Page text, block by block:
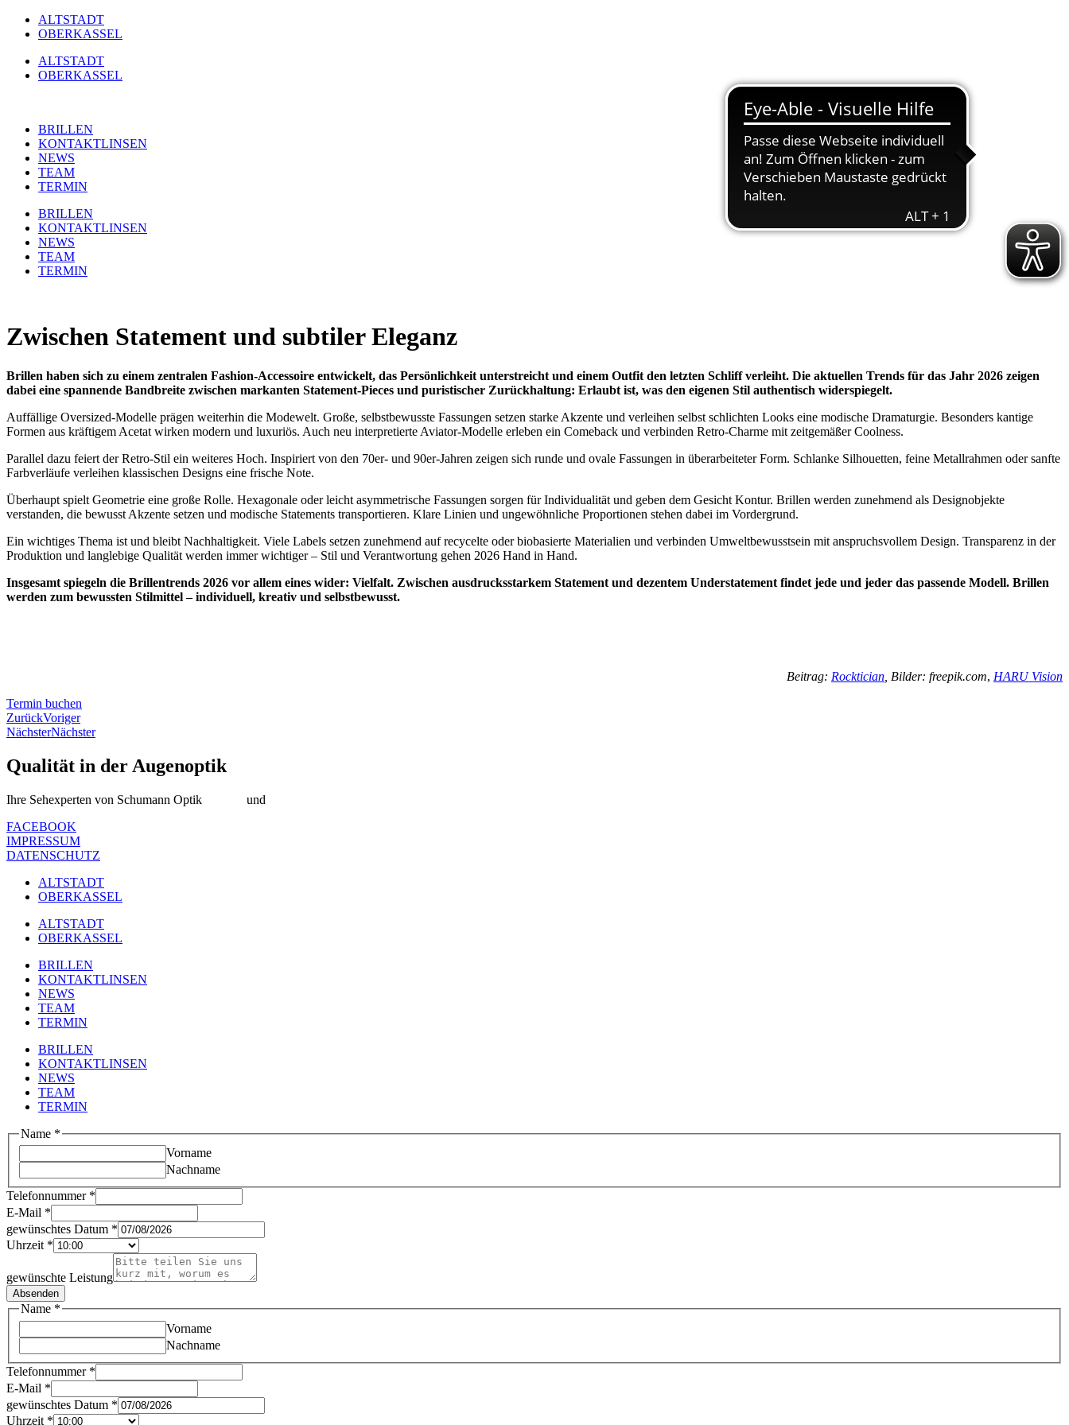
Zum
Inhalt
ALTSTADT
OBERKASSEL
ALTSTADT
OBERKASSEL
BRILLEN
KONTAKTLINSEN
NEWS
TEAM
TERMIN
BRILLEN
KONTAKTLINSEN
NEWS
TEAM
TERMIN
Zwischen Statement und subtiler Eleganz
Brillen haben sich zu einem zentralen Fashion-Accessoire entwickelt, das Persönlichkeit unterstreicht und einem Outfit den letzten Schliff verleiht. Die aktuellen Trends für das Jahr 2026 zeigen
dabei eine spannende Bandbreite zwischen markanten Statement-Pieces und puristischer Zurückhaltung: Erlaubt ist, was den eigenen Stil authentisch widerspiegelt.
Auffällige Oversized-Modelle prägen weiterhin die Modewelt. Große, selbstbewusste Fassungen setzen starke Akzente und verleihen selbst schlichten Looks eine modische Dramaturgie. Besonders kantige
Formen aus kräftigem Acetat wirken modern und luxuriös. Auch neu interpretierte Aviator-Modelle erleben ein Comeback und verbinden Retro-Charme mit zeitgemäßer Coolness.
Parallel dazu feiert der Retro-Stil ein weiteres Hoch. Inspiriert von den 70er- und 90er-Jahren zeigen sich runde und ovale Fassungen in überarbeiteter Form. Schlanke Silhouetten, feine Metallrahmen oder sanfte
Farbverläufe verleihen klassischen Designs eine frische Note.
Überhaupt spielt Geometrie eine große Rolle. Hexagonale oder leicht asymmetrische Fassungen sorgen für Individualität und geben dem Gesicht Kontur. Brillen werden zunehmend als Designobjekte
verstanden, die bewusst Akzente setzen und modische Statements transportieren. Klare Linien und ungewöhnliche Proportionen stehen dabei im Vordergrund.
Ein wichtiges Thema ist und bleibt Nachhaltigkeit. Viele Labels setzen zunehmend auf recycelte oder biobasierte Materialien und verbinden Umweltbewusstsein mit anspruchsvollem Design. Transparenz in der
Produktion und langlebige Qualität werden immer wichtiger – Stil und Verantwortung gehen 2026 Hand in Hand.
Insgesamt spiegeln die Brillentrends 2026 vor allem eines wider: Vielfalt. Zwischen ausdrucksstarkem Statement und dezentem Understatement findet jede und jeder das passende Modell. Brillen
werden zum bewussten Stilmittel – individuell, kreativ und selbstbewusst.
Beitrag: Rocktician , Bilder: freepik.com, HARU Vision
Termin buchen
ZurückVoriger
NächsterNächster
Qualität in der Augenoptik
Ihre Sehexperten von Schumann Optik und
FACEBOOK
IMPRESSUM
DATENSCHUTZ
ALTSTADT
OBERKASSEL
ALTSTADT
OBERKASSEL
BRILLEN
KONTAKTLINSEN
NEWS
TEAM
TERMIN
BRILLEN
KONTAKTLINSEN
NEWS
TEAM
TERMIN
Name *
Vorname
Nachname
Telefonnummer *
E-Mail *
gewünschtes Datum *
Uhrzeit *
gewünschte Leistung
Absenden
Name *
Vorname
Nachname
Telefonnummer *
E-Mail *
gewünschtes Datum *
Uhrzeit *